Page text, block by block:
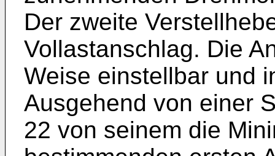
Der zweite
Vollastanschlag. Die
Weise einstellbar und
Ausgehend von einer
22 von seinem die